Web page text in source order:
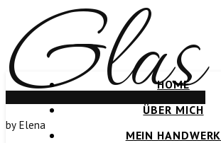
Glas
by Elena
HOME
ÜBER MICH
MEIN HANDWERK